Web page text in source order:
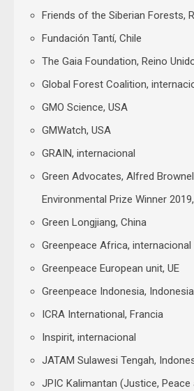
Friends of the Siberian Forests,
Fundación Tantí, Chile
The Gaia Foundation, Reino
Global Forest Coalition,
GMO Science, USA
GMWatch, USA
GRAIN, internacional
Green Advocates, Alfred
Environmental Prize Winner
Green Longjiang, China
Greenpeace Africa, internacional
Greenpeace European unit, UE
Greenpeace Indonesia, Indonesia
ICRA International, Francia
Inspirit, internacional
JATAM Sulawesi Tengah,
JPIC Kalimantan (Justice,